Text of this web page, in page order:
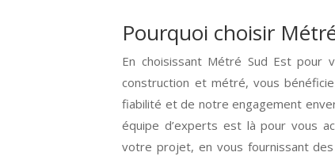
Pourquoi choisir
En choisissant Métré Sud Est pour
construction et métré, vous
fiabilité et de notre engagement
équipe d’experts est là pour vous
votre projet, en vous fournissant